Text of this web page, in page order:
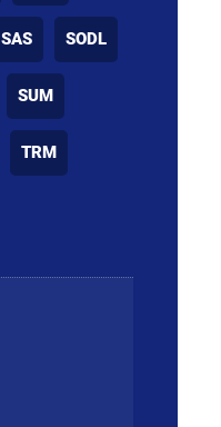
SAS SODL
SUM
TRM